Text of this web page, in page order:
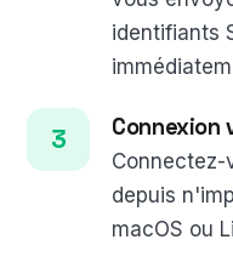
identifiants
Connexion
Connectez-
depuis
macOS ou